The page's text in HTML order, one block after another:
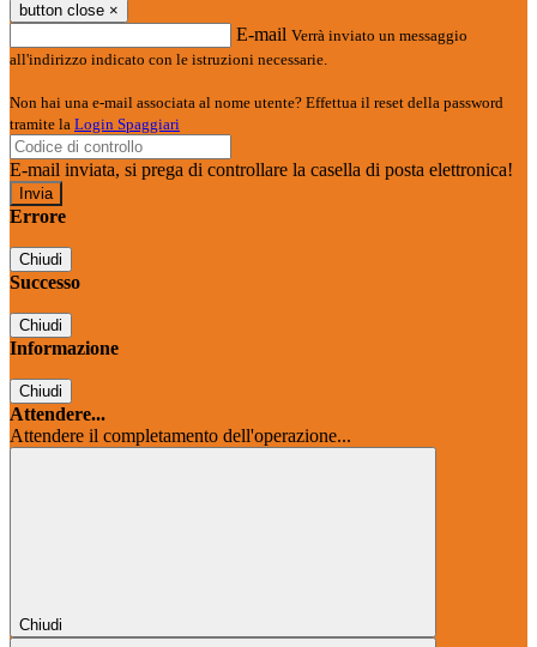
button close ×
E-mail Verrà inviato un messaggio
all'indirizzo indicato con le istruzioni necessarie.
Non hai una e-mail associata al nome utente? Effettua il reset della password
tramite la Login Spaggiari
E-mail inviata, si prega di controllare la casella di posta elettronica!
Errore
Chiudi
Successo
Chiudi
Informazione
Chiudi
Attendere...
Attendere il completamento dell'operazione...
Chiudi